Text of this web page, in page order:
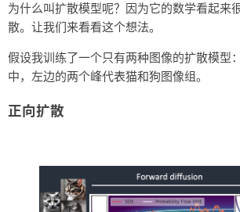
为什么叫扩散模型呢？因为它的数学看起来
散。让我们来看看这个想法。
假设我训练了一个只有两种图像的扩散模型
中，左边的两个峰代表猫和狗图像组。
正向扩散